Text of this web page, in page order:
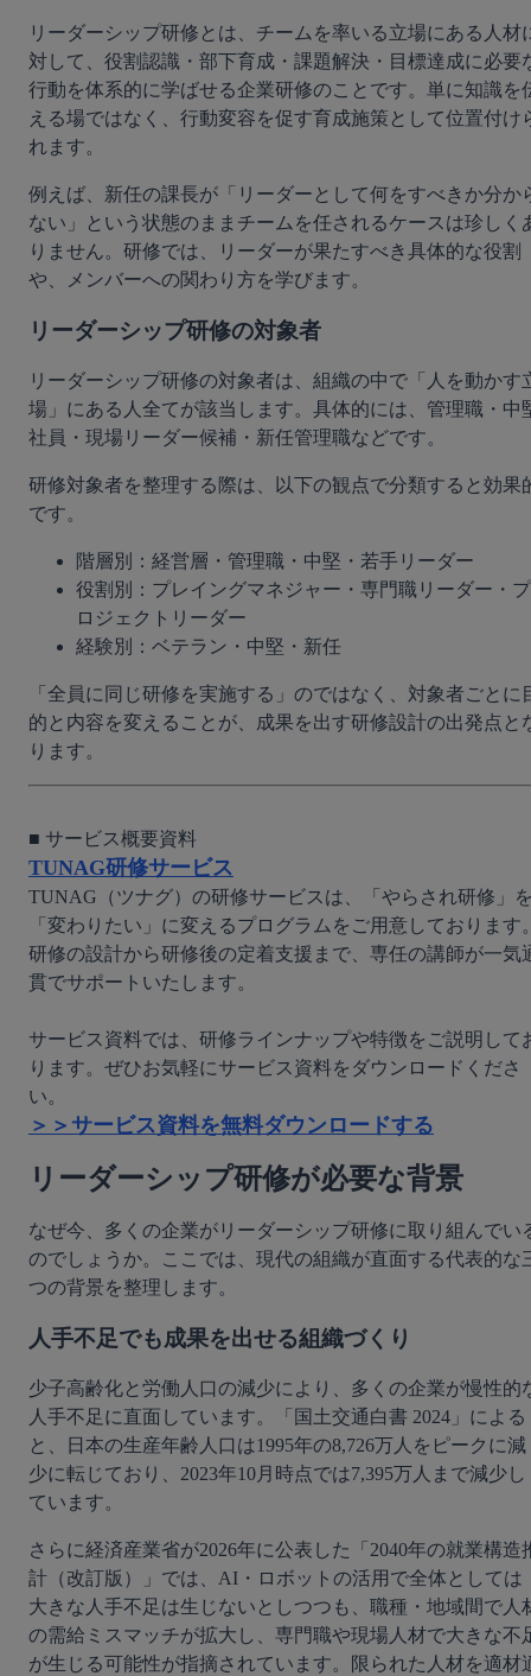
リーダーシップ研修とは、チームを率いる立場にある人材
対して、役割認識・部下育成・課題解決・目標達成に必要
行動を体系的に学ばせる企業研修のことです。単に知識を
える場ではなく、行動変容を促す育成施策として位置付け
れます。
例えば、新任の課長が「リーダーとして何をすべきか分か
ない」という状態のままチームを任されるケースは珍しく
りません。研修では、リーダーが果たすべき具体的な役割
や、メンバーへの関わり方を学びます。
リーダーシップ研修の対象者
リーダーシップ研修の対象者は、組織の中で「人を動かす
場」にある人全てが該当します。具体的には、管理職・中
社員・現場リーダー候補・新任管理職などです。
研修対象者を整理する際は、以下の観点で分類すると効果
です。
階層別：経営層・管理職・中堅・若手リーダー
役割別：プレイングマネジャー・専門職リーダー・プ
ロジェクトリーダー
経験別：ベテラン・中堅・新任
「全員に同じ研修を実施する」のではなく、対象者ごとに
的と内容を変えることが、成果を出す研修設計の出発点と
ります。
TUNAG研修サービス
TUNAG（ツナグ）の研修サービスは、「やらされ研修」
「変わりたい」に変えるプログラムをご用意しております
研修の設計から研修後の定着支援まで、専任の講師が一気
貫でサポートいたします。
サービス資料では、研修ラインナップや特徴をご説明して
ります。ぜひお気軽にサービス資料をダウンロードくださ
＞＞サービス資料を無料ダウンロードする
リーダーシップ研修が必要な背景
なぜ今、多くの企業がリーダーシップ研修に取り組んでい
のでしょうか。ここでは、現代の組織が直面する代表的な
つの背景を整理します。
人手不足でも成果を出せる組織づくり
少子高齢化と労働人口の減少により、多くの企業が慢性的
人手不足に直面しています。「国土交通白書 2024」による
と、日本の生産年齢人口は1995年の8,726万人をピークに減
少に転じており、2023年10月時点では7,395万人まで減少し
ています。
さらに経済産業省が2026年に公表した「2040年の就業構造
計（改訂版）」では、AI・ロボットの活用で全体としては
大きな人手不足は生じないとしつつも、職種・地域間で人
の需給ミスマッチが拡大し、専門職や現場人材で大きな不
が生じる可能性が指摘されています。限られた人材を適材